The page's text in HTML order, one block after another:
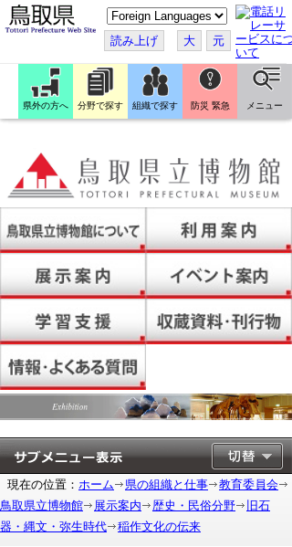
こ
の
ペ
ー
ジ
翻
訳
す
読み上げ 大 元
県外の方へ 分野で探す 組織で探す 防災 緊急 メニュー
現在の位置： ホーム 県の組織と仕事
教育委員会
鳥取県立博物館
展示案内 歴史・民俗分野
旧石
器・縄文・弥生時代
稲作文化の伝来